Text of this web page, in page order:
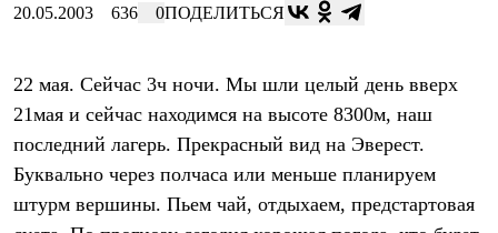
Комбинезоны
Штормовая одежда
Куртки
Софтшелл одежда
Куртки
Брюки
Флисовая одежда
20.05.2003 636 0ПОДЕЛИТЬСЯ
22 мая. Сейчас 3ч ночи. Мы шли целый день вверх
21мая и сейчас находимся на высоте 8300м, наш
последний лагерь. Прекрасный вид на Эверест.
Буквально через полчаса или меньше планируем
штурм вершины. Пьем чай, отдыхаем, предстартовая